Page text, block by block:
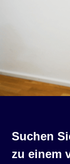
Suchen
zu einem